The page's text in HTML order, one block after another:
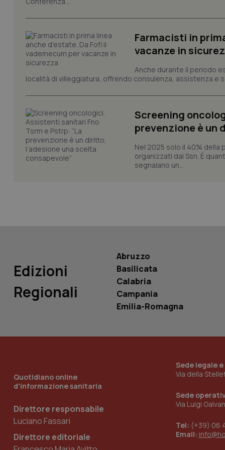
Farmacisti in
vacanze in
Anche durante il periodo
località di villeggiatura, offrendo consulenza, assistenza e
Screening
prevenzione è un
Nel 2025 solo il 40% della
organizzati dal Ssn. È
segnalano un...
Edizioni
Regionali
Abruzzo
Basilicata
Calabria
Campania
Emilia-Romagna
Quotidiano online
d'informazione sanitaria
Direttore responsabile
Luciano Fassari
Direttore editoriale
Sede legale
Via della
Sede
Via Luigi
Tel: (+39) 06
Email:
tracking-sites-
tracking-sites-
session-id
_ga
Nome
YSC